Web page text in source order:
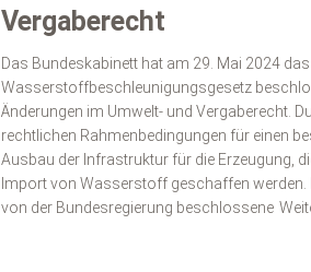
Vergaberecht
Das Bundeskabinett hat am 29. Mai 2024 das
Wasserstoffbeschleunigungsgesetz
Änderungen im Umwelt- und Vergaberecht.
rechtlichen Rahmenbedingungen für einen
Ausbau der Infrastruktur für die Erzeugung,
Import von Wasserstoff geschaffen werden.
von der Bundesregierung beschlossene